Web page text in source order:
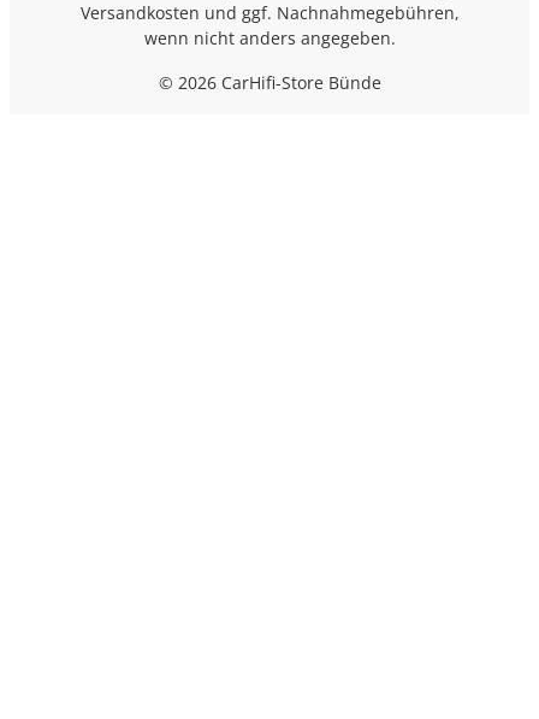
Versandkosten und ggf. Nachnahmegebühren,
wenn nicht anders angegeben.
© 2026 CarHifi-Store Bünde